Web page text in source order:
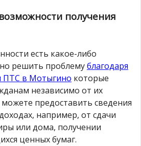
получения
есть какое-либо
решить проблемублагодаря
ПТС в Мотыгино которые
независимо от их
предоставить сведения
например, от сдачи
или дома, получении
ценных бумаг.